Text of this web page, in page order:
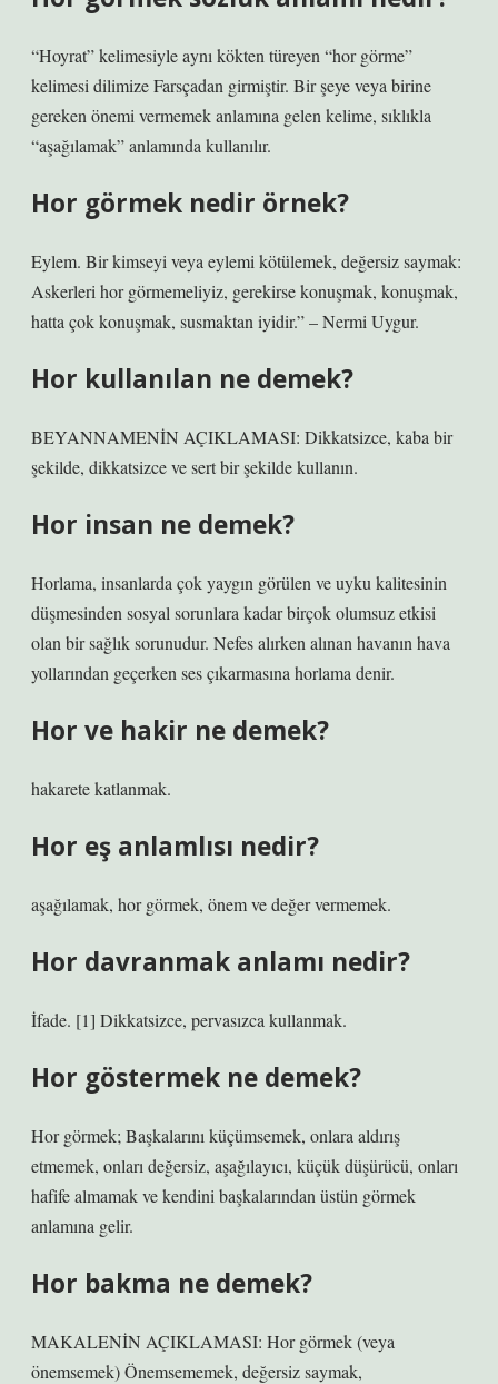
“Hoyrat” kelimesiyle aynı kökten türeyen “hor görme”
kelimesi dilimize Farsçadan girmiştir. Bir şeye veya birine
gereken önemi vermemek anlamına gelen kelime, sıklıkla
“aşağılamak” anlamında kullanılır.
Hor görmek nedir örnek?
Eylem. Bir kimseyi veya eylemi kötülemek, değersiz saymak:
Askerleri hor görmemeliyiz, gerekirse konuşmak, konuşmak,
hatta çok konuşmak, susmaktan iyidir.” – Nermi Uygur.
Hor kullanılan ne demek?
BEYANNAMENİN AÇIKLAMASI: Dikkatsizce, kaba bir
şekilde, dikkatsizce ve sert bir şekilde kullanın.
Hor insan ne demek?
Horlama, insanlarda çok yaygın görülen ve uyku kalitesinin
düşmesinden sosyal sorunlara kadar birçok olumsuz etkisi
olan bir sağlık sorunudur. Nefes alırken alınan havanın hava
yollarından geçerken ses çıkarmasına horlama denir.
Hor ve hakir ne demek?
hakarete katlanmak.
Hor eş anlamlısı nedir?
aşağılamak, hor görmek, önem ve değer vermemek.
Hor davranmak anlamı nedir?
İfade. [1] Dikkatsizce, pervasızca kullanmak.
Hor göstermek ne demek?
Hor görmek; Başkalarını küçümsemek, onlara aldırış
etmemek, onları değersiz, aşağılayıcı, küçük düşürücü, onları
hafife almamak ve kendini başkalarından üstün görmek
anlamına gelir.
Hor bakma ne demek?
MAKALENİN AÇIKLAMASI: Hor görmek (veya
önemsemek) Önemsememek, değersiz saymak,